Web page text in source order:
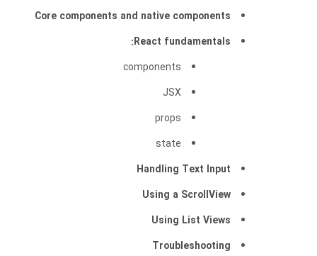
Core components and native components
React fundamentals:
components
JSX
props
state
Handling Text Input
Using a ScrollView
Using List Views
Troubleshooting